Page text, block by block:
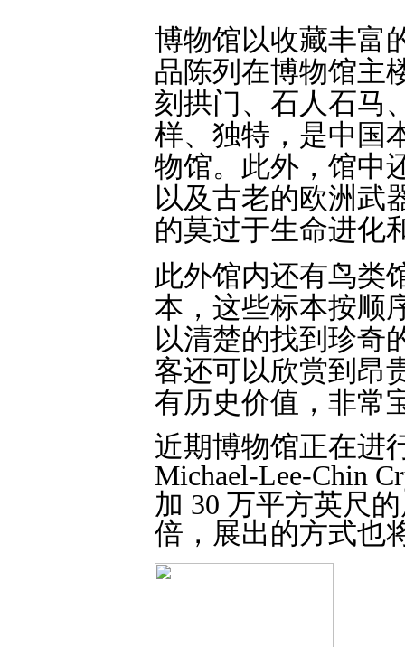
博物馆以收藏丰富
品陈列在博物馆主
刻拱门、石人石马
样、独特，是中国
物馆。此外，馆中
以及古老的欧洲武
的莫过于生命进化
此外馆内还有鸟类
本，这些标本按顺
以清楚的找到珍奇
客还可以欣赏到昂
有历史价值，非常
近期博物馆正在进
Michael-Lee-Chin
加 30 万平方英尺
倍，展出的方式也